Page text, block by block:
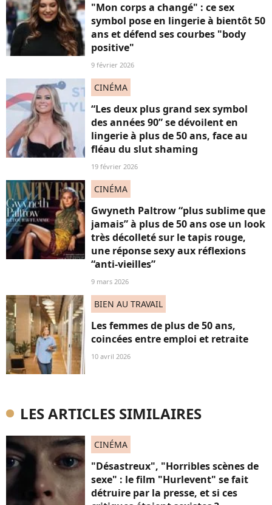
"Mon corps a changé" : ce sex
symbol pose en lingerie à bientôt 50
ans et défend ses courbes "body
positive"
9 février 2026
CINÉMA
“Les deux plus grand sex symbol
des années 90” se dévoilent en
lingerie à plus de 50 ans, face au
fléau du slut shaming
19 février 2026
CINÉMA
Gwyneth Paltrow “plus sublime que
jamais” à plus de 50 ans ose un look
très décolleté sur le tapis rouge,
une réponse sexy aux réflexions
“anti-vieilles”
9 mars 2026
BIEN AU TRAVAIL
Les femmes de plus de 50 ans,
coincées entre emploi et retraite
10 avril 2026
LES ARTICLES SIMILAIRES
CINÉMA
"Désastreux", "Horribles scènes de
sexe" : le film "Hurlevent" se fait
détruire par la presse, et si ces